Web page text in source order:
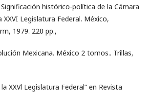
Significación histórico-política de la Cámara
Legislatura Federal. México,
1979. 220 pp.,
Mexicana. México 2 tomos.. Trillas,
XXVl Legislatura Federal” en Revista